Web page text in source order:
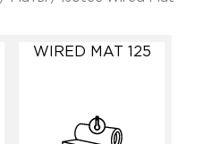
WIRED MAT 125